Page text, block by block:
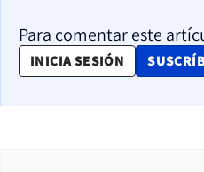
Para comentar este
INICIA SESIÓN OPENS